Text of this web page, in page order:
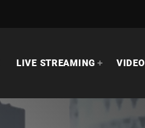
LIVE STREAMING VIDEO